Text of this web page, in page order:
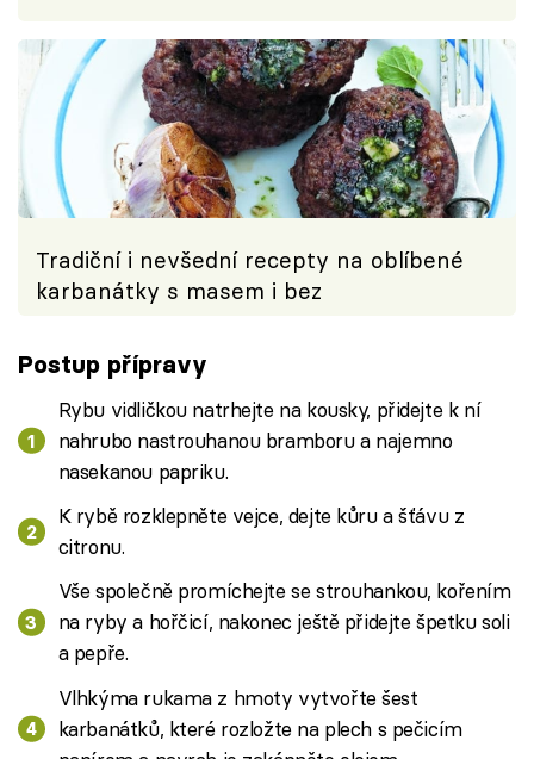
Tradiční i nevšední recepty na oblíbené
karbanátky s masem i bez
Postup přípravy
Rybu vidličkou natrhejte na kousky, přidejte k ní
nahrubo nastrouhanou bramboru a najemno
nasekanou papriku.
K rybě rozklepněte vejce, dejte kůru a šťávu z
citronu.
Vše společně promíchejte se strouhankou, kořením
na ryby a hořčicí, nakonec ještě přidejte špetku soli
a pepře.
Vlhkýma rukama z hmoty vytvořte šest
karbanátků, které rozložte na plech s pečicím